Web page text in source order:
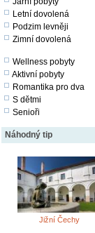
Letní dovolená
Podzim levněji
Zimní dovolená
Wellness pobyty
Aktivní pobyty
Romantika pro dva
S dětmi
Senioři
Náhodný tip
Jižní Čechy